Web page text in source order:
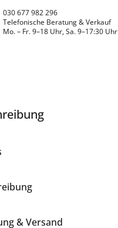
030 677 982 296
Telefonische Beratung & Verkauf
Mo. – Fr. 9–18 Uhr, Sa. 9–17:30 Uhr
& Versand